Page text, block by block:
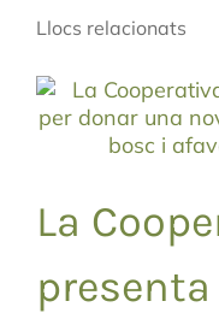
Llocs relacionats
La